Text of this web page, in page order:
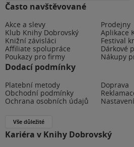
Často navštěvované
Akce a slevy
Prodejny
Klub Knihy Dobrovský
Aplikace
Knižní závisláci
Festival
Affiliate spolupráce
Dárkové
Poukazy pro firmy
Nákupy
Dodací podmínky
Platební metody
Doprava
Obchodní podmínky
Ochrana osobních údajů
Vše důležité
Kariéra v Knihy Dobrovský